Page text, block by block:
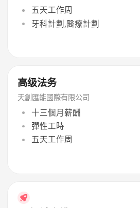
五天工作周
牙科計劃,醫療計劃
高级法务
天創匯能國際有限公司
十三個月薪酬
彈性工時
五天工作周